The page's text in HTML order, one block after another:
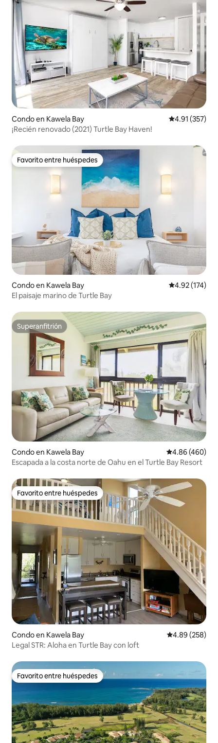
Condo en Kawela Bay Calificación
4.91 (357)
¡Recién renovado (2021) Turtle Bay Haven!
Favorito entre huéspedes
Favorito entre huéspedes
Condo en Kawela Bay Calificación
4.92 (174)
El paisaje marino de Turtle Bay
Superanfitrión
Superanfitrión
Condo en Kawela Bay Calificación
4.86 (460)
Escapada a la costa norte de Oahu en el Turtle Bay Resort
Favorito entre huéspedes
Favorito entre huéspedes
Condo en Kawela Bay Calificación
4.89 (258)
Legal STR: Aloha en Turtle Bay con loft
Favorito entre huéspedes
Favorito entre huéspedes